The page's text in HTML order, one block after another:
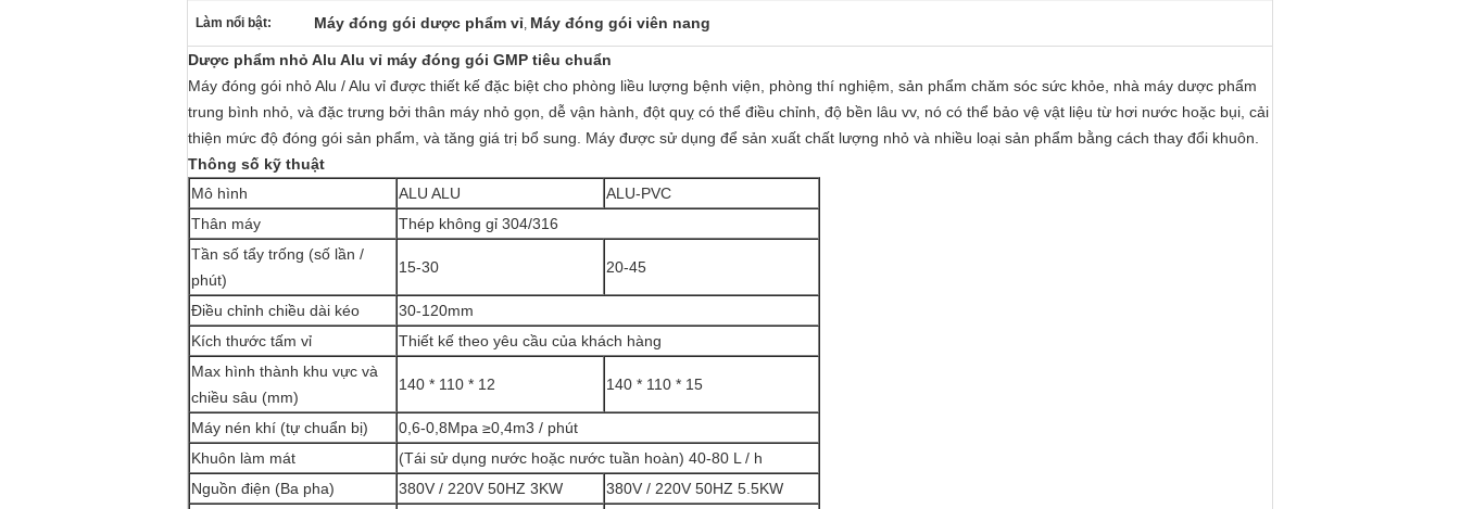
Làm nổi bật: Máy đóng gói dược phẩm vỉ, Máy đóng gói viên nang
Dược phẩm nhỏ Alu Alu vỉ máy đóng gói GMP tiêu chuẩn
Máy đóng gói nhỏ Alu / Alu vỉ được thiết kế đặc biệt cho phòng liều lượng bệnh viện, phòng thí nghiệm, sản phẩm chăm sóc sức khỏe, nhà máy dược phẩm
trung bình nhỏ, và đặc trưng bởi thân máy nhỏ gọn, dễ vận hành, đột quỵ có thể điều chỉnh, độ bền lâu vv, nó có thể bảo vệ vật liệu từ hơi nước hoặc bụi, cải
thiện mức độ đóng gói sản phẩm, và tăng giá trị bổ sung. Máy được sử dụng để sản xuất chất lượng nhỏ và nhiều loại sản phẩm bằng cách thay đổi khuôn.
Thông số kỹ thuật
Mô hình
ALU ALU
ALU-PVC
Thân máy
Thép không gỉ 304/316
Tần số tẩy trống (số lần /
phút)
15-30 20-45
Điều chỉnh chiều dài kéo
30-120mm
Kích thước tấm vỉ
Thiết kế theo yêu cầu của khách hàng
Max hình thành khu vực và
chiều sâu (mm)
140 * 110 * 12 140 * 110 * 15
Máy nén khí (tự chuẩn bị)
0,6-0,8Mpa ≥0,4m3 / phút
Khuôn làm mát
(Tái sử dụng nước hoặc nước tuần hoàn) 40-80 L / h
Nguồn điện (Ba pha)
380V / 220V 50HZ 3KW 380V / 220V 50HZ 5.5KW